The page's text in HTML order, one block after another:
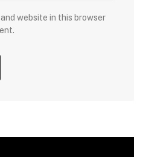
and website in this browser